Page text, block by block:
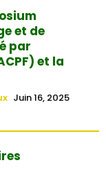
et de
par
et la
Juin 16, 2025